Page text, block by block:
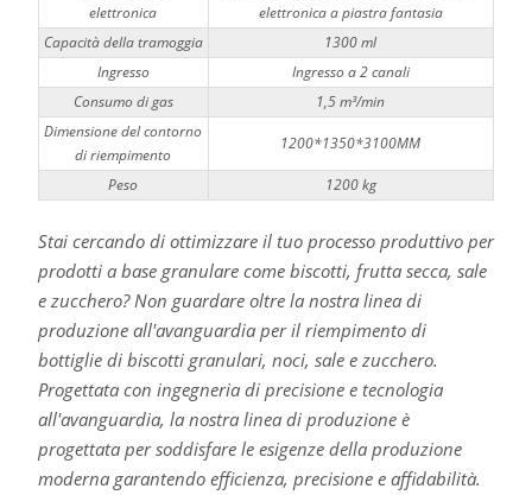
elettronica
elettronica a piastra fantasia
Capacità della tramoggia
1300 ml
Ingresso
Ingresso a 2 canali
Consumo di gas
1,5 m³/min
Dimensione del contorno
di riempimento
1200*1350*3100MM
Peso 1200 kg
Stai cercando di ottimizzare il tuo processo produttivo per
prodotti a base granulare come biscotti, frutta secca, sale
e zucchero? Non guardare oltre la nostra linea di
produzione all'avanguardia per il riempimento di
bottiglie di biscotti granulari, noci, sale e zucchero.
Progettata con ingegneria di precisione e tecnologia
all'avanguardia, la nostra linea di produzione è
progettata per soddisfare le esigenze della produzione
moderna garantendo efficienza, precisione e affidabilità.